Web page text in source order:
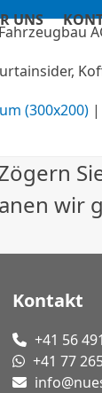
UNS
(300x200)
wir
Kontakt
+41 56
+41 77